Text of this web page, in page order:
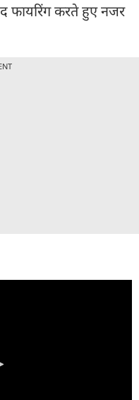
फायरिंग करते हुए नजर